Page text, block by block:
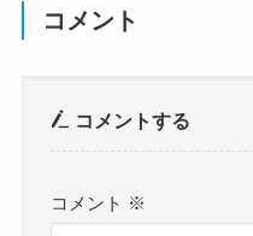
コメント
コメントする
コメント ※